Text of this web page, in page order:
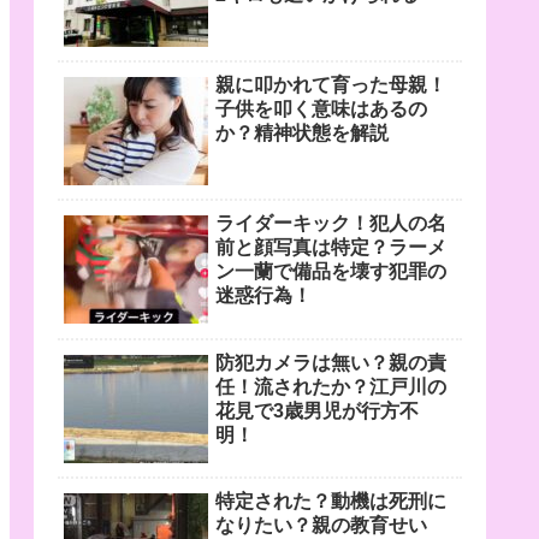
親に叩かれて育った母親！
子供を叩く意味はあるの
か？精神状態を解説
ライダーキック！犯人の名
前と顔写真は特定？ラーメ
ン一蘭で備品を壊す犯罪の
迷惑行為！
防犯カメラは無い？親の責
任！流されたか？江戸川の
花見で3歳男児が行方不
明！
特定された？動機は死刑に
なりたい？親の教育せい